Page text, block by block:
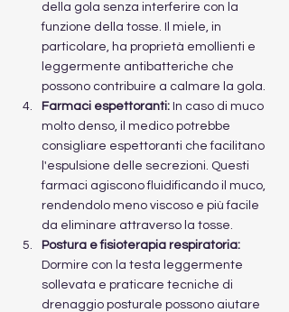
della gola senza interferire con la
funzione della tosse. Il miele, in
particolare, ha proprietà emollienti e
leggermente antibatteriche che
possono contribuire a calmare la gola.
Farmaci espettoranti: In caso di muco
molto denso, il medico potrebbe
consigliare espettoranti che facilitano
l'espulsione delle secrezioni. Questi
farmaci agiscono fluidificando il muco,
rendendolo meno viscoso e più facile
da eliminare attraverso la tosse.
Postura e fisioterapia respiratoria:
Dormire con la testa leggermente
sollevata e praticare tecniche di
drenaggio posturale possono aiutare